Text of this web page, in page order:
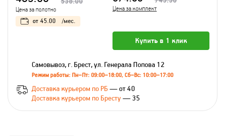
Цена за полотно
Цена за комплект
от 45.00 /мес.
Купить в 1 клик
Самовывоз, г. Брест, ул. Генерала Попова 12
Режим работы: Пн–Пт: 09:00–18:00, Сб–Вс: 10:00–17:00
Доставка курьером по РБ — от 40
Доставка курьером по Бресту— 35